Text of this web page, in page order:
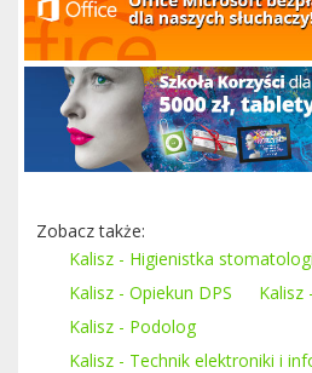
Zobacz także:
Kalisz - Higienistka
Kalisz - Opiekun DPS
Kalisz
Kalisz - Podolog
Kalisz - Technik elektroniki i